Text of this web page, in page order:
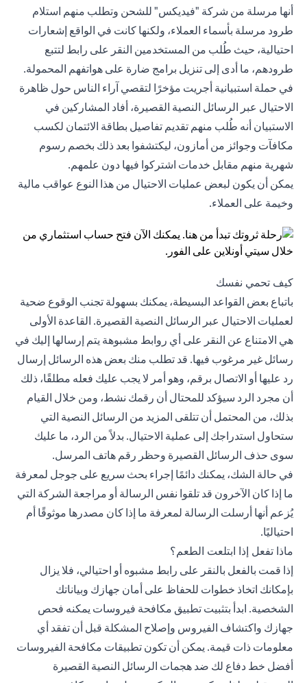
أنها مرسلة من شركة "فيديكس" للشحن وتطلب منهم استلام
طرود مرسلة بأسماء العملاء، ولكنها كانت في الواقع إشعارات
احتيالية، حيث طُلب من المستخدمين النقر على رابط لتتبع
طرودهم، ما أدى إلى تنزيل برامج ضارة على هواتفهم المحمولة.
في حملة استبيانية أجريت مؤخرًا لتقصي آراء الناس حول ظاهرة
الاحتيال عبر الرسائل النصية القصيرة، أفاد المشاركين في
الاستبيان أنه طُلب منهم تقديم تفاصيل بطاقة الائتمان لكسب
مكافآت وجوائز من أمازون، ليكتشفوا بعد ذلك بخصم رسوم
شهرية منهم مقابل خدمات اشتركوا فيها دون علمهم.
يمكن أن يكون لبعض عمليات الاحتيال من هذا النوع عواقب مالية
وخيمة على العملاء.
كيف تحمي نفسك
باتباع بعض القواعد البسيطة، يمكنك بسهولة تجنب الوقوع ضحية
لعمليات الاحتيال عبر الرسائل النصية القصيرة. القاعدة الأولى
هي الامتناع عن النقر على أي روابط مشبوهة يتم إرسالها إليك في
رسائل غير مرغوب فيها. قد تطلب منك بعض هذه الرسائل إرسال
رد عليها أو الاتصال برقم، وهو أمر لا يجب عليك فعله مطلقًا، ذلك
أن مجرد الرد سيؤكد للمحتال أن رقمك نشط، ومن خلال القيام
بذلك، من المحتمل أن تتلقى المزيد من الرسائل النصية التي
ستحاول استدراجك إلى عملية الاحتيال. بدلاً من الرد، ما عليك
سوى حذف الرسائل القصيرة وحظر رقم هاتف المرسل.
في حالة الشك، يمكنك دائمًا إجراء بحث سريع على جوجل لمعرفة
ما إذا كان الآخرون قد تلقوا نفس الرسالة أو مراجعة الشركة التي
يُزعم أنها أرسلت الرسالة لمعرفة ما إذا كان مصدرها موثوقًا أم
احتياليًا.
ماذا تفعل إذا ابتلعت الطعم؟
إذا قمت بالفعل بالنقر على رابط مشبوه أو احتيالي، فلا يزال
بإمكانك اتخاذ خطوات للحفاظ على أمان جهازك وبياناتك
الشخصية. ابدأ بتثبيت تطبيق مكافحة فيروسات يمكنه فحص
جهازك واكتشاف الفيروس وإصلاح المشكلة قبل أن تفقد أي
معلومات ذات قيمة. يمكن أن تكون تطبيقات مكافحة الفيروسات
أفضل خط دفاع لك ضد هجمات الرسائل النصية القصيرة